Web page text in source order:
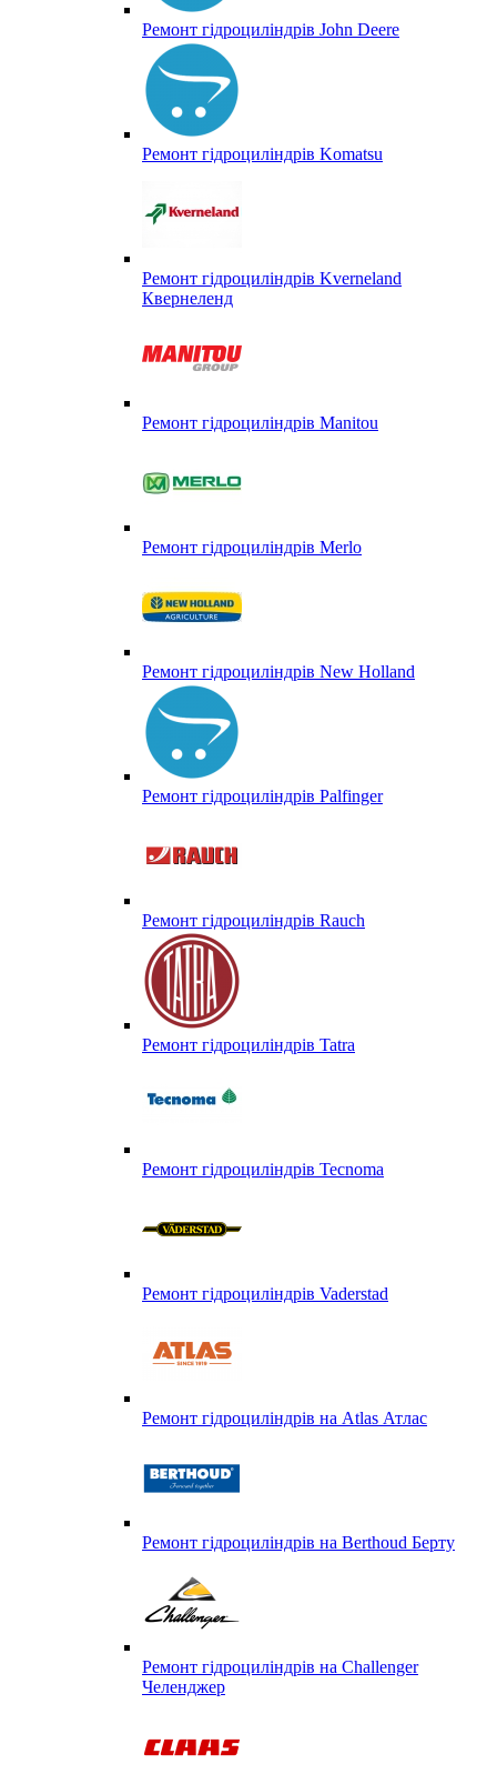
Ремонт гідроциліндрів John Deere
Ремонт гідроциліндрів Komatsu
Ремонт гідроциліндрів Kverneland
Квернеленд
Ремонт гідроциліндрів Manitou
Ремонт гідроциліндрів Merlo
Ремонт гідроциліндрів New Holland
Ремонт гідроциліндрів Palfinger
Ремонт гідроциліндрів Rauch
Ремонт гідроциліндрів Tatra
Ремонт гідроциліндрів Tecnoma
Ремонт гідроциліндрів Vaderstad
Ремонт гідроциліндрів на Atlas Атлас
Ремонт гідроциліндрів на Berthoud Берту
Ремонт гідроциліндрів на Challenger
Челенджер